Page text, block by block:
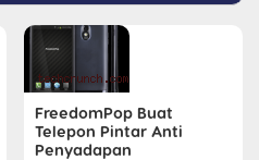
FreedomPop Buat
Telepon Pintar Anti
Penyadapan